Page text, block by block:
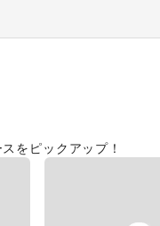
をピックアップ！